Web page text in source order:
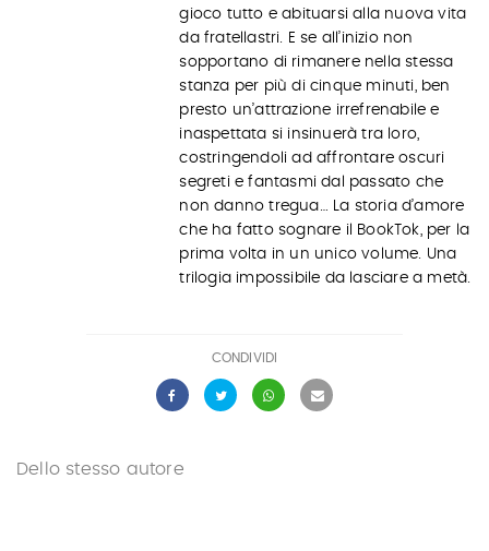
gioco tutto e abituarsi alla nuova vita
da fratellastri. E se all’inizio non
sopportano di rimanere nella stessa
stanza per più di cinque minuti, ben
presto un’attrazione irrefrenabile e
inaspettata si insinuerà tra loro,
costringendoli ad affrontare oscuri
segreti e fantasmi dal passato che
non danno tregua… La storia d’amore
che ha fatto sognare il BookTok, per la
prima volta in un unico volume. Una
trilogia impossibile da lasciare a metà.
CONDIVIDI
Dello stesso autore